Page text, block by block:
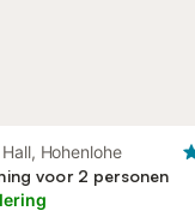
Hohenlohe
voor 2 personen